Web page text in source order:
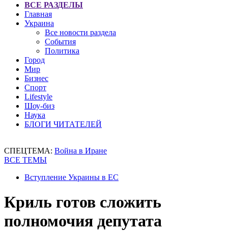
ВСЕ РАЗДЕЛЫ
Главная
Украина
Все новости раздела
События
Политика
Город
Мир
Бизнес
Спорт
Lifestyle
Шоу-биз
Наука
БЛОГИ ЧИТАТЕЛЕЙ
СПЕЦТЕМА: Война в Иране
ВСЕ ТЕМЫ
Вступление Украины в ЕС
Криль готов сложить
полномочия депутата